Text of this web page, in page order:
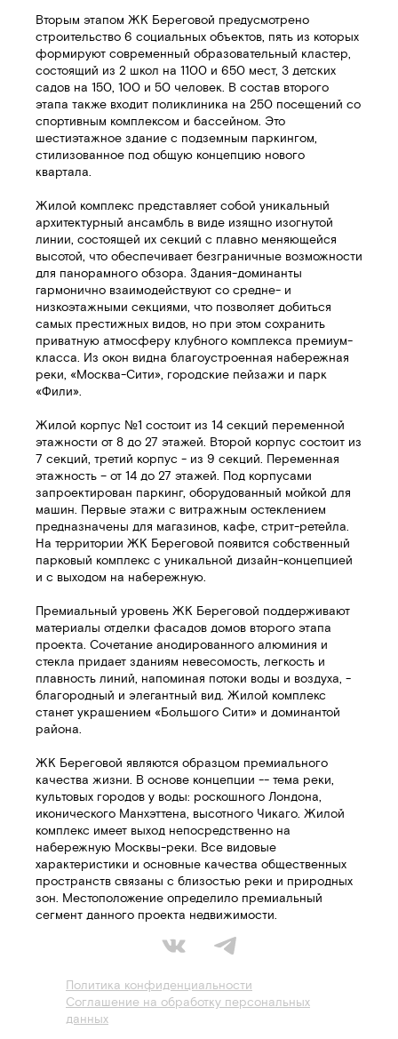
Вторым этапом ЖК Береговой предусмотрено
строительство 6 социальных объектов, пять из которых
формируют современный образовательный кластер,
состоящий из 2 школ на 1100 и 650 мест, 3 детских
садов на 150, 100 и 50 человек. В состав второго
этапа также входит поликлиника на 250 посещений со
спортивным комплексом и бассейном. Это
шестиэтажное здание с подземным паркингом,
стилизованное под общую концепцию нового
квартала.
Жилой комплекс представляет собой уникальный
архитектурный ансамбль в виде изящно изогнутой
линии, состоящей их секций с плавно меняющейся
высотой, что обеспечивает безграничные возможности
для панорамного обзора. Здания-доминанты
гармонично взаимодействуют со средне- и
низкоэтажными секциями, что позволяет добиться
самых престижных видов, но при этом сохранить
приватную атмосферу клубного комплекса премиум-
класса. Из окон видна благоустроенная набережная
реки, «Москва-Сити», городские пейзажи и парк
«Фили».
Жилой корпус №1 состоит из 14 секций переменной
этажности от 8 до 27 этажей. Второй корпус состоит из
7 секций, третий корпус - из 9 секций. Переменная
этажность – от 14 до 27 этажей. Под корпусами
запроектирован паркинг, оборудованный мойкой для
машин. Первые этажи с витражным остеклением
предназначены для магазинов, кафе, стрит-ретейла.
На территории ЖК Береговой появится собственный
парковый комплекс с уникальной дизайн-концепцией
и с выходом на набережную.
Премиальный уровень ЖК Береговой поддерживают
материалы отделки фасадов домов второго этапа
проекта. Сочетание анодированного алюминия и
стекла придает зданиям невесомость, легкость и
плавность линий, напоминая потоки воды и воздуха, -
благородный и элегантный вид. Жилой комплекс
станет украшением «Большого Сити» и доминантой
района.
ЖК Береговой являются образцом премиального
качества жизни. В основе концепции -- тема реки,
культовых городов у воды: роскошного Лондона,
иконического Манхэттена, высотного Чикаго. Жилой
комплекс имеет выход непосредственно на
набережную Москвы-реки. Все видовые
характеристики и основные качества общественных
пространств связаны с близостью реки и природных
зон. Местоположение определило премиальный
сегмент данного проекта недвижимости.
Политика конфиденциальности
Соглашение на обработку персональных
данных